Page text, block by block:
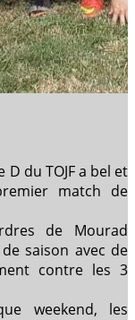
du TOJF a bel et
match de
de Mourad
saison avec de
contre les 3
weekend, les